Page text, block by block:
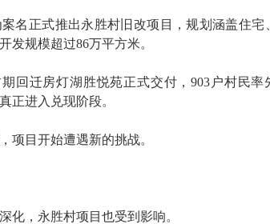
名正式推出永胜村旧改项目，规划涵盖住宅
发规模超过86万平方米。
回迁房灯湖胜悦苑正式交付，903户村民率
正进入兑现阶段。
项目开始遭遇新的挑战。
化，永胜村项目也受到影响。